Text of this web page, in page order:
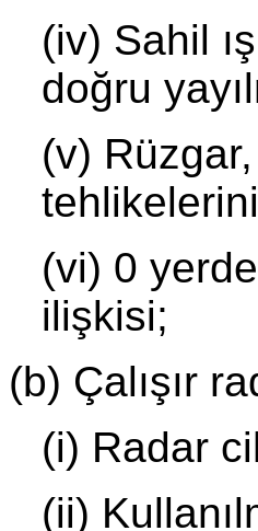
(iv) Sahil
doğru
(v)
(vi) 0
ilişkisi;
(b) Çalışır
(i) Radar
(ii)